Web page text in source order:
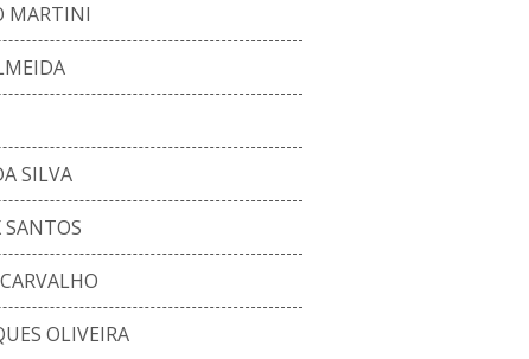
MARTINI
SILVA
SANTOS
OLIVEIRA